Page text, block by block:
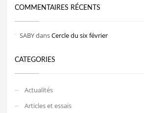
COMMENTAIRES RÉCENTS
SABYdansCercle du six février
CATEGORIES
Actualités
Articles et essais